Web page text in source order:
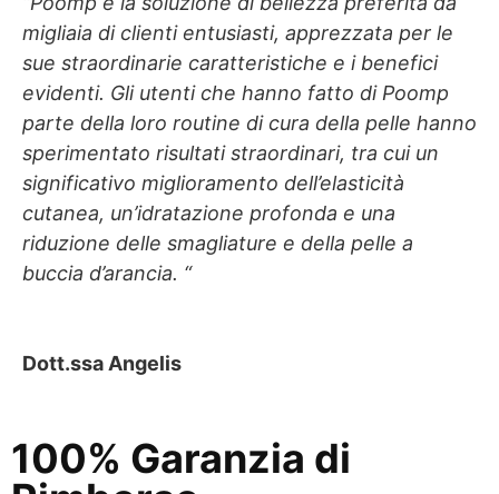
migliaia di clienti entusiasti, apprezzata per le
sue straordinarie caratteristiche e i benefici
evidenti. Gli utenti che hanno fatto di Poomp
parte della loro routine di cura della pelle hanno
sperimentato risultati straordinari, tra cui un
significativo miglioramento dell’elasticità
cutanea, un’idratazione profonda e una
riduzione delle smagliature e della pelle a
buccia d’arancia. “
Dott.ssa Angelis
100% Garanzia di